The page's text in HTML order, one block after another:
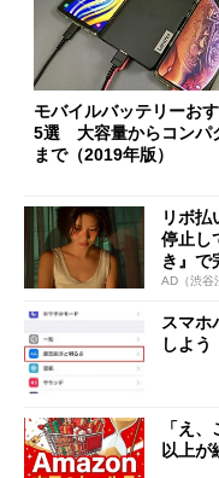
モバイルバッテリーお
5選 大容量からコンパ
まで（2019年版）
リボ払
停止し
き』で
AD（渋谷
スマホ
しよう
「え
以上